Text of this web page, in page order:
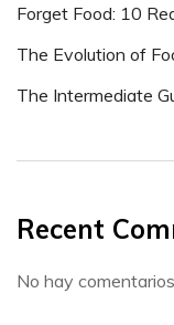
Forget Food: 10
The Evolution of
The Intermediate
Recent
No hay